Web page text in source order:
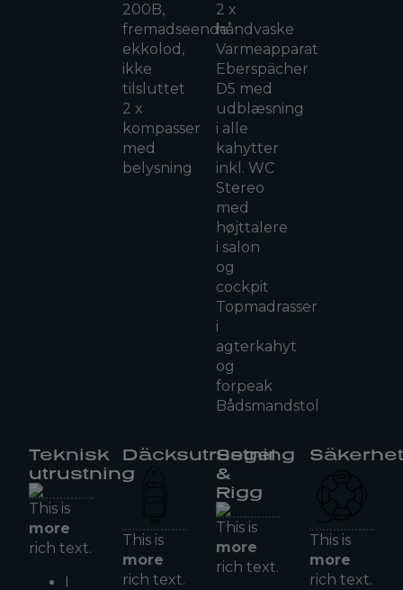
200B,
fremadseende
ekkolod,
ikke
tilsluttet
2 x
kompasser
med
belysning
2 x
håndvaske
Varmeapparat
Eberspächer
D5 med
udblæsning
i alle
kahytter
inkl. WC
Stereo
med
højttalere
i salon
og
cockpit
Topmadrasser
i
agterkahyt
og
forpeak
Bådsmandstol
Teknisk
utrustning
This is
more
rich text.
Däcksutrustning
This is
more
rich text.
Segel
&
Rigg
This is
more
rich text.
Säkerhet
This is
more
rich text.